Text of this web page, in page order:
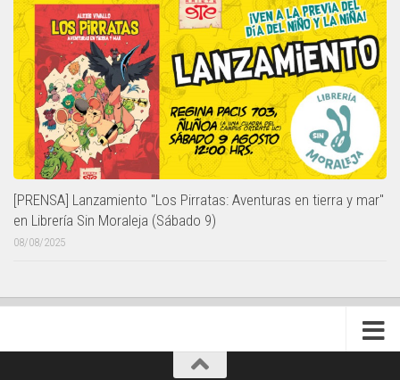
[PRENSA] Lanzamiento "Los Pirratas: Aventuras en tierra y mar"
en Librería Sin Moraleja (Sábado 9)
08/08/2025